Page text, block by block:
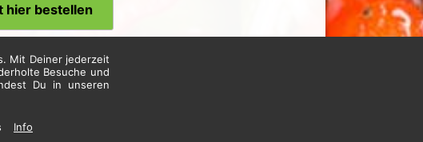
hier bestellen
i
Mit Deiner jederzeit
Besuche und
Du in unseren
Info